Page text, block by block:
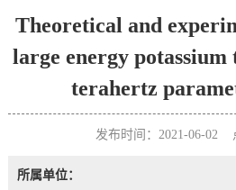
Theoretical and
large energy
terahertz
发布时间：2021-06-02
所属单位：